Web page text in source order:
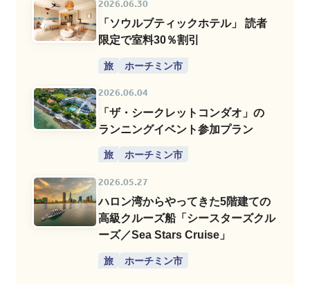
2026.06.30
「ソウルブティックホテル」 読者
限定で室料30％割引
旅 ホーチミン市
2026.06.04
「ザ・シークレットコンダオ」の
ランニングイベント参加プラン
旅 ホーチミン市
2026.05.27
ハロン湾からやってきた5階建ての
高級クルーズ船「シースターズクル
ーズ／Sea Stars Cruise」
旅 ホーチミン市